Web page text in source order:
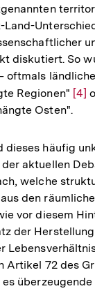
diskutiert. So
oftmals
Regionen" Zur
[4]
Osten".
dieses häufig
aktuellen
welche
den
vor diesem
der
Artikel 72 des